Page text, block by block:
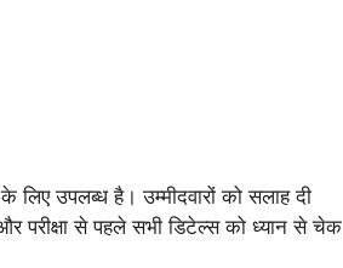
लिए उपलब्ध है। उम्मीदवारों को सलाह दी
परीक्षा से पहले सभी डिटेल्स को ध्यान से चेक